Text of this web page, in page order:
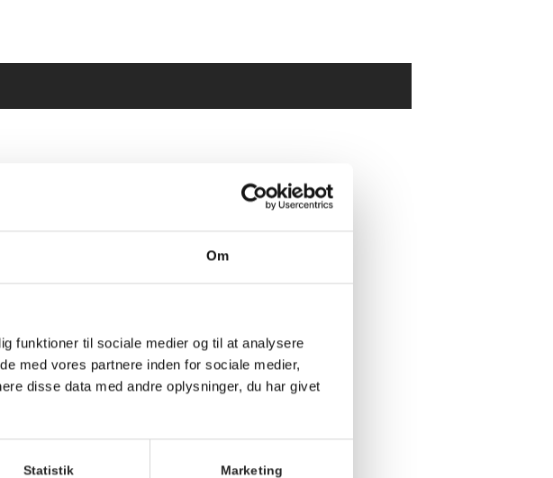
Om
funktioner til sociale medier og til at analysere
med vores partnere inden for sociale medier,
disse data med andre oplysninger, du har givet
Statistik Marketing
Serie af begivenheder